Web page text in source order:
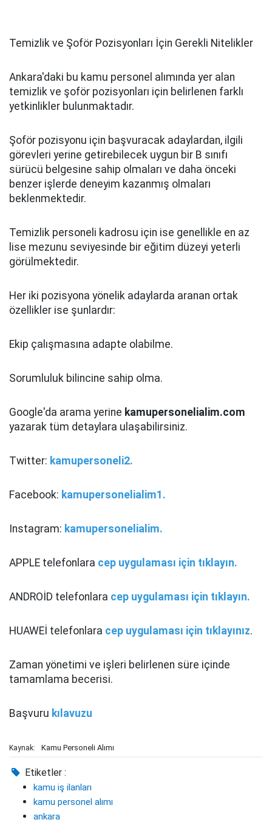
Temizlik ve Şoför Pozisyonları İçin Gerekli Nitelikler
Ankara'daki bu kamu personel alımında yer alan
temizlik ve şoför pozisyonları için belirlenen farklı
yetkinlikler bulunmaktadır.
Şoför pozisyonu için başvuracak adaylardan, ilgili
görevleri yerine getirebilecek uygun bir B sınıfı
sürücü belgesine sahip olmaları ve daha önceki
benzer işlerde deneyim kazanmış olmaları
beklenmektedir.
Temizlik personeli kadrosu için ise genellikle en az
lise mezunu seviyesinde bir eğitim düzeyi yeterli
görülmektedir.
Her iki pozisyona yönelik adaylarda aranan ortak
özellikler ise şunlardır:
Ekip çalışmasına adapte olabilme.
Sorumluluk bilincine sahip olma.
Google'da arama yerine kamupersonelialim.com
yazarak tüm detaylara ulaşabilirsiniz.
Twitter: kamupersoneli2.
Facebook: kamupersonelialim1.
Instagram: kamupersonelialim.
APPLE telefonlara cep uygulaması için tıklayın.
ANDROİD telefonlara cep uygulaması için tıklayın.
HUAWEİ telefonlara cep uygulaması için tıklayınız.
Zaman yönetimi ve işleri belirlenen süre içinde
tamamlama becerisi.
Başvuru kılavuzu
Kaynak: Kamu Personeli Alımı
Etiketler :
kamu iş ilanları
kamu personel alımı
ankara